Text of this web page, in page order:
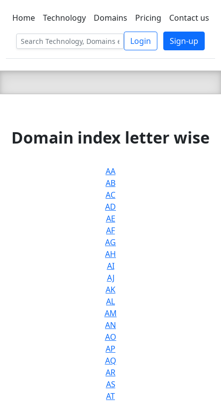
C LIEN TSBEE
Home Technology Domains Pricing Contact us
Login Sign-up
Domain index letter wise
AA
AB
AC
AD
AE
AF
AG
AH
AI
AJ
AK
AL
AM
AN
AO
AP
AQ
AR
AS
AT